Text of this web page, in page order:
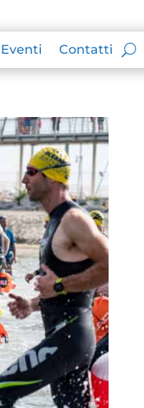
Eventi Contatti